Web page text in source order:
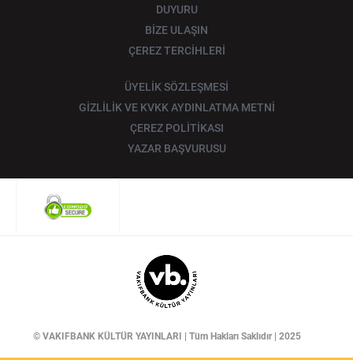
DUYURU
BİZE ULAŞIN
ÇEREZ TERCİHLERİ
ÜYELİK SÖZLEŞMESİ
GİZLİLİK VE KVKK AYDINLATMA METNİ
ÇEREZ POLİTİKASI
YAZAR BAŞVURUSU
© VAKIFBANK KÜLTÜR YAYINLARI | Tüm Hakları Saklıdır | 2025